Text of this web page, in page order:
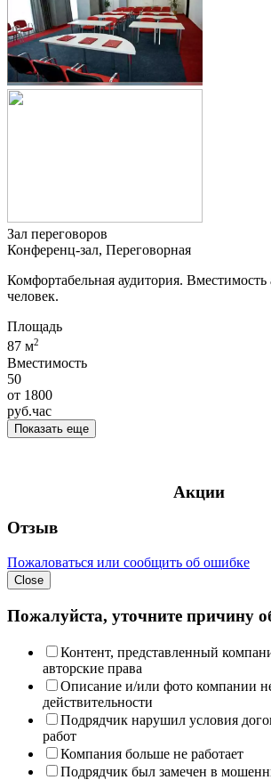
Зал переговоров
Конференц-зал, Переговорная
Комфортабельная аудитория. Вместимость
человек.
Площадь
87 м2
Вместимость
50
от 1800
руб.час
Показать еще
Акции
Отзыв
Пожаловаться или сообщить об ошибке
Close
Пожалуйста, уточните причину
Контент, представленный
авторские права
Описание и/или фото компании
действительности
Подрядчик нарушил условия
работ
Компания больше не работает
Подрядчик был замечен в